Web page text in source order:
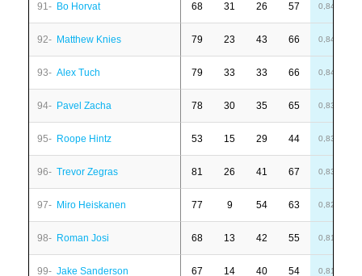
91- Bo Horvat 68 31 26 57 0,84
92- Matthew Knies 79 23 43 66 0,84
93- Alex Tuch 79 33 33 66 0,84
94- Pavel Zacha 78 30 35 65 0,83
95- Roope Hintz 53 15 29 44 0,83
96- Trevor Zegras 81 26 41 67 0,83
97- Miro Heiskanen 77 9 54 63 0,82
98- Roman Josi 68 13 42 55 0,81
99- Jake Sanderson 67 14 40 54 0,81